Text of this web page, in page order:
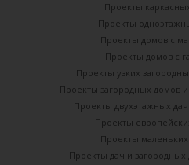
Проекты
Проекты
Проекты домов с
Проекты домов с
Проекты узких
Проекты загородных домов
Проекты двухэтажных
Проекты
Проекты
Проекты дач и загородных